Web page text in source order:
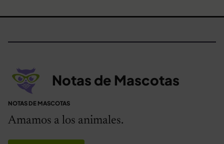
Notas de Mascotas
NOTAS DE MASCOTAS
Amamos a los animales.